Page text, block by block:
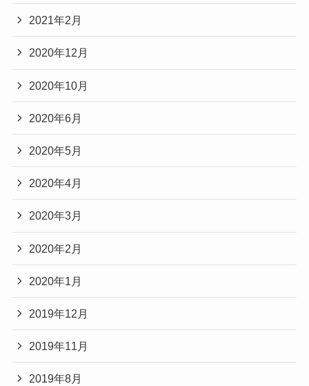
2021年2月
2020年12月
2020年10月
2020年6月
2020年5月
2020年4月
2020年3月
2020年2月
2020年1月
2019年12月
2019年11月
2019年8月